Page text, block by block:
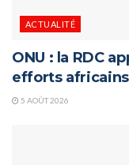
ACTUALITÉ
ONU : la RDC
efforts
5 AOÛT 2026